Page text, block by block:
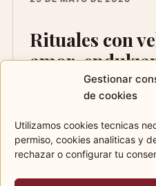
Gestionar
de cookies
Utilizamos cookies tecnicas
permiso, cookies analiticas y
rechazar o configurar tu
Rituales con
amor,
prosperidad
para amor consciente,
de pareja, prosperidad